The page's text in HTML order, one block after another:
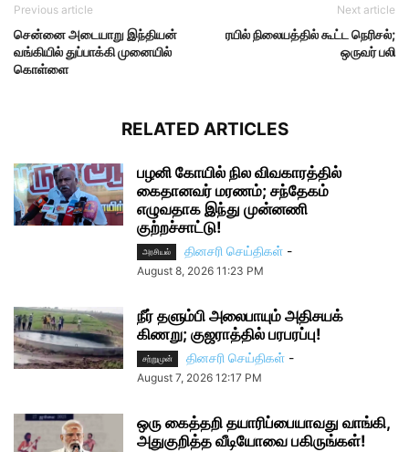
Previous article
சென்னை அடையாறு இந்தியன்
வங்கியில் துப்பாக்கி முனையில்
கொள்ளை
Next article
ரயில் நிலையத்தில் கூட்ட நெரிசல்;
ஒருவர் பலி
RELATED ARTICLES
பழனி கோயில் நில விவகாரத்தில்
கைதானவர் மரணம்; சந்தேகம்
எழுவதாக இந்து முன்னணி
குற்றச்சாட்டு!
அரசியல் தினசரி செய்திகள் -
August 8, 2026 11:23 PM
நீர் தளும்பி அலைபாயும் அதிசயக்
கிணறு; குஜராத்தில் பரபரப்பு!
சற்றுமுன் தினசரி செய்திகள் -
August 7, 2026 12:17 PM
ஒரு கைத்தறி தயாரிப்பையாவது வாங்கி,
அதுகுறித்த வீடியோவை பகிருங்கள்!